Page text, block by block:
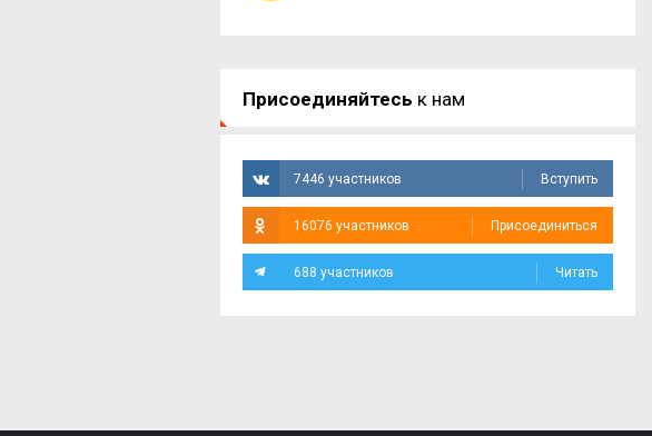
Присоединяйтесь к нам
7446 участников Вступить
16076 участников Присоединиться
688 участников Читать